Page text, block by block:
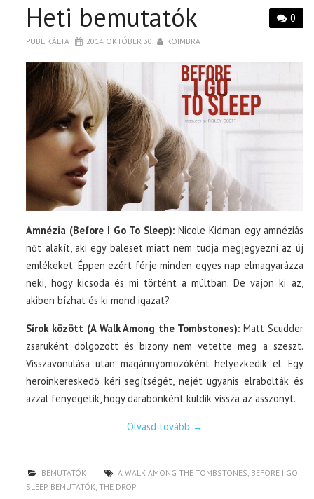
0
Heti bemutatók
PUBLIKÁLTA 2014. OKTÓBER 30. KOIMBRA
Amnézia (Before I Go To Sleep): Nicole Kidman egy amnéziás
nőt alakít, aki egy baleset miatt nem tudja megjegyezni az új
emlékeket. Éppen ezért férje minden egyes nap elmagyarázza
neki, hogy kicsoda és mi történt a múltban. De vajon ki az,
akiben bízhat és ki mond igazat?
Sírok között (A Walk Among the Tombstones): Matt Scudder
zsaruként dolgozott és bizony nem vetette meg a szeszt.
Visszavonulása után magánnyomozóként helyezkedik el. Egy
heroinkereskedő kéri segítségét, nejét ugyanis elrabolták és
azzal fenyegetik, hogy darabonként küldik vissza az asszonyt.
Olvasd tovább →
BEMUTATÓK A WALK AMONG THE TOMBSTONES, BEFORE I GO
SLEEP, BEMUTATÓK,THE DROP